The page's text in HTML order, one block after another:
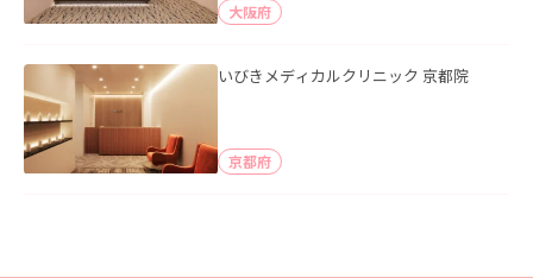
大阪府
いびきメディカルクリニック 京都院
京都府